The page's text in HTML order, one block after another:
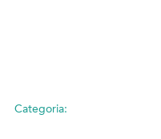
Categoria: